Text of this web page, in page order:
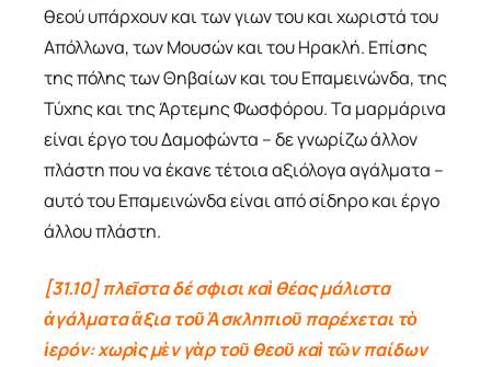
θεού υπάρχουν και των γιων του και χωριστά του
Απόλλωνα, των Μουσών και του Ηρακλή. Επίσης
της πόλης των Θηβαίων και του Επαμεινώνδα, της
Τύχης και της Άρτεμης Φωσφόρου. Τα μαρμάρινα
είναι έργο του Δαμοφώντα – δε γνωρίζω άλλον
πλάστη που να έκανε τέτοια αξιόλογα αγάλματα –
αυτό του Επαμεινώνδα είναι από σίδηρο και έργο
άλλου πλάστη.
[31.10] πλεῖστα δέ σφισι καὶ θέας μάλιστα
ἀγάλματα ἄξια τοῦ Ἀσκληπιοῦ παρέχεται τὸ
ἱερόν: χωρὶς μὲν γὰρ τοῦ θεοῦ καὶ τῶν παίδων